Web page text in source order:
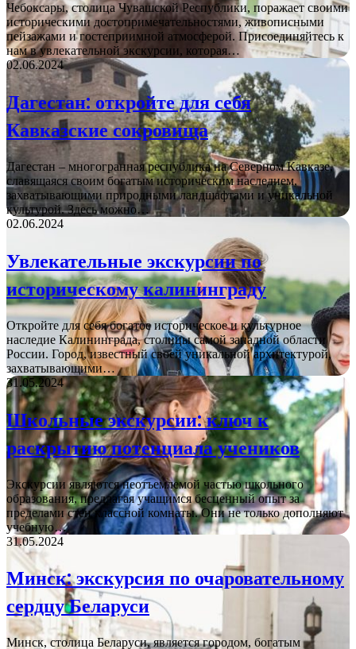
Чебоксары, столица Чувашской Республики, поражает своими
историческими достопримечательностями, живописными
пейзажами и гостеприимной атмосферой. Присоединяйтесь к
нам в увлекательной экскурсии, которая…
02.06.2024
Дагестан: откройте для себя
Кавказские сокровища
Дагестан – многогранная республика на Северном Кавказе,
славящаяся своим богатым историческим наследием,
захватывающими природными ландшафтами и уникальной
культурой. Здесь можно…
02.06.2024
Увлекательные экскурсии по
историческому калининграду
Откройте для себя богатое историческое и культурное
наследие Калининграда, столицы самой западной области
России. Город, известный своей уникальной архитектурой,
захватывающими…
31.05.2024
Школьные экскурсии: ключ к
раскрытию потенциала учеников
Экскурсии являются неотъемлемой частью школьного
образования, предлагая учащимся бесценный опыт за
пределами стен классной комнаты. Они не только дополняют
учебную…
31.05.2024
Минск: экскурсия по очаровательному
сердцу Беларуси
Минск, столица Беларуси, является городом, богатым